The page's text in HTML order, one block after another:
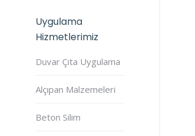
Uygulama
Hizmetlerimiz
Duvar Çıta Uygulama
Alçıpan Malzemeleri
Beton Silim